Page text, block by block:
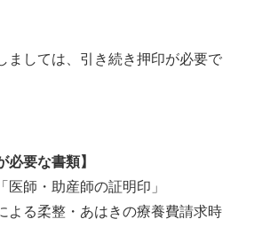
ましては、引き続き押印が必要で
必要な書類】
医師・助産師の証明印」
よる柔整・あはきの療養費請求時